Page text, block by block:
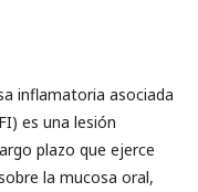
inflamatoria asociada
es una lesión
plazo que ejerce
la mucosa oral,